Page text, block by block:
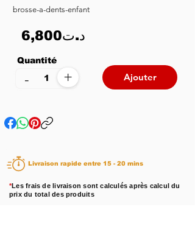
brosse-a-dents-enfant
6,800د.ت
Quantité
+
- Ajouter
Livraison rapide entre 15 - 20 mins
*Les frais de livraison sont calculés après calcul du
prix du total des produits